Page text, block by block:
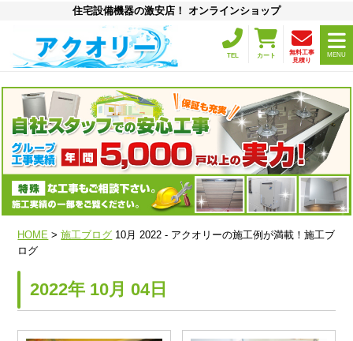
住宅設備機器の激安店！ オンラインショップ
TEL カート
無料工事
見積り
MENU
HOME >施工ブログ 10月 2022 - アクオリーの施工例が満載！施工ブ
ログ
2022年 10月 04日